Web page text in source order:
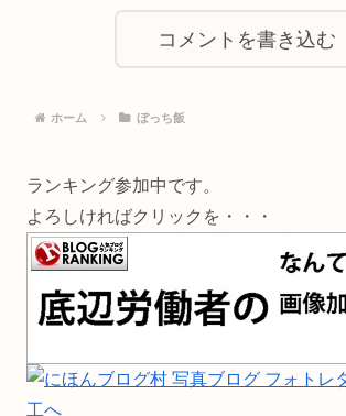
コメントを書き込む
ホーム ぼっち飯
ランキング参加中です。
よろしければクリックを・・・